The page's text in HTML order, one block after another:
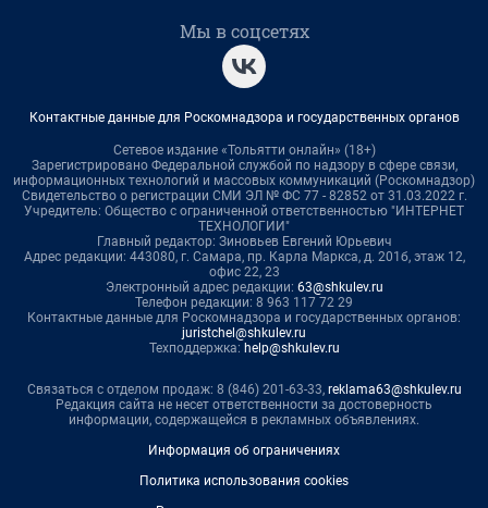
Мы в соцсетях
Контактные данные для Роскомнадзора и государственных органов
Сетевое издание «Тольятти онлайн» (18+)
Зарегистрировано Федеральной службой по надзору в сфере связи,
информационных технологий и массовых коммуникаций (Роскомнадзор)
Свидетельство о регистрации СМИ ЭЛ № ФС 77 - 82852 от 31.03.2022 г.
Учредитель: Общество с ограниченной ответственностью "ИНТЕРНЕТ
ТЕХНОЛОГИИ"
Главный редактор: Зиновьев Евгений Юрьевич
Адрес редакции: 443080, г. Самара, пр. Карла Маркса, д. 201б, этаж 12,
офис 22, 23
Электронный адрес редакции: 63@shkulev.ru
Телефон редакции: 8 963 117 72 29
Контактные данные для Роскомнадзора и государственных органов:
juristchel@shkulev.ru
Техподдержка: help@shkulev.ru
Связаться с отделом продаж: 8 (846) 201-63-33, reklama63@shkulev.ru
Редакция сайта не несет ответственности за достоверность
информации, содержащейся в рекламных объявлениях.
Информация об ограничениях
Политика использования cookies